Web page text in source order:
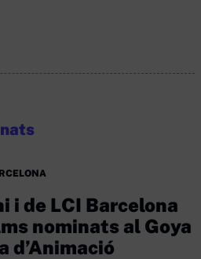
i de LCI Barcelona
nominats al Goya
d’Animació